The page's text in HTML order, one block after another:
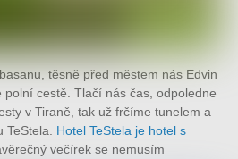
těsně před městem nás Edvin
polní cestě. Tlačí nás čas, odpoledne
v Tiraně, tak už frčíme tunelem a
TeStela. Hotel TeStela je hotel s
večírek se nemusím